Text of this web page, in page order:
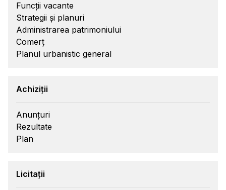
Funcții vacante
Strategii și planuri
Administrarea patrimoniului
Comerț
Planul urbanistic general
Achiziții
Anunțuri
Rezultate
Plan
Licitații